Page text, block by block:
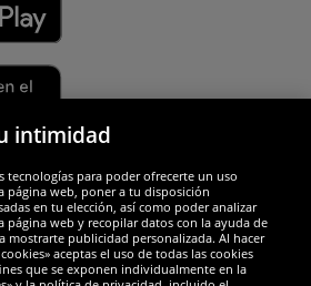
Galardones
intimidad
tecnologías para poder ofrecerte un uso
página web, poner a tu disposición
en tu elección, así como poder analizar
página web y recopilar datos con la ayuda de
mostrarte publicidad personalizada. Al hacer
aceptas el uso de todas las cookies
que se exponen individualmente en la